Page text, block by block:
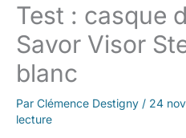
Test : casque
Savor Visor
blanc
Par Clémence Destigny / 24
lecture